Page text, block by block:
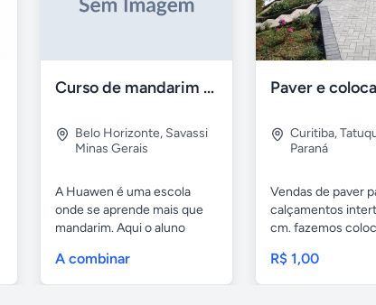
Curso de mandarim em belo horizonte
Belo Horizonte, Savassi
Minas Gerais
A Huawen é uma escola
onde se aprende mais que
mandarim. Aqui o aluno
A combinar
Curitiba,
Paraná
Vendas de paver
calçamentos
cm. fazemos
R$ 1,00